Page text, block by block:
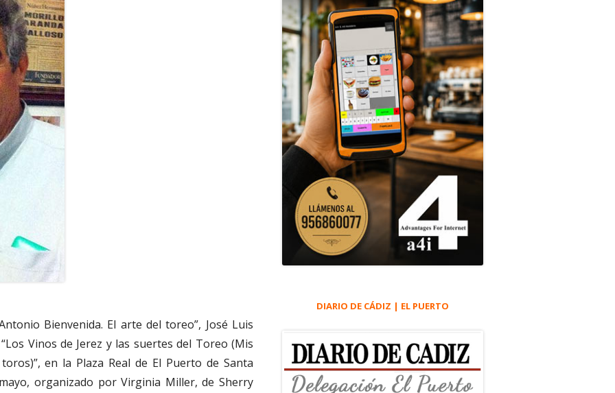
Bienvenida. El arte del toreo”, José Luis
Vinos de Jerez y las suertes del Toreo (Mis
en la Plaza Real de El Puerto de Santa
organizado por Virginia Miller, de Sherry
DIARIO DE CÁDIZ | EL PUERTO